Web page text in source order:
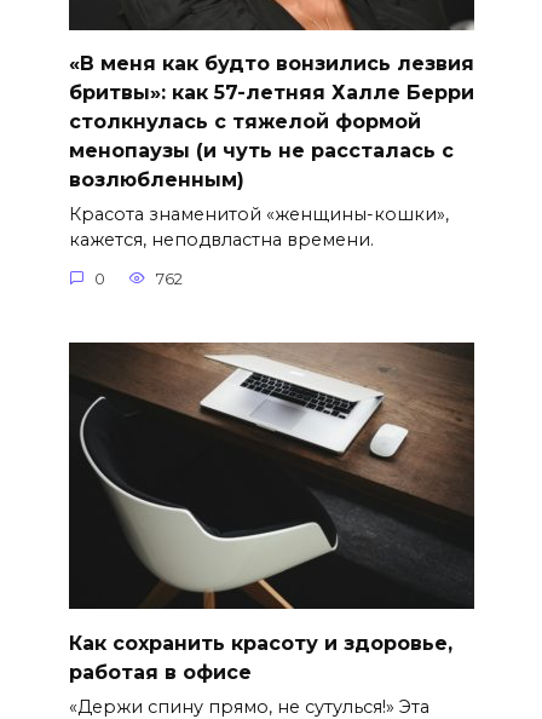
«В меня как будто вонзились лезвия
бритвы»: как 57-летняя Халле Берри
столкнулась с тяжелой формой
менопаузы (и чуть не рассталась с
возлюбленным)
Красота знаменитой «женщины-кошки»,
кажется, неподвластна времени.
0 762
Как сохранить красоту и здоровье,
работая в офисе
«Держи спину прямо, не сутулься!» Эта